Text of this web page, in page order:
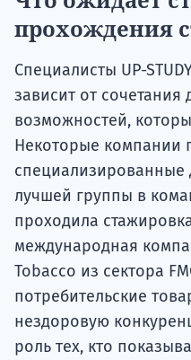
прохождения
Специалисты UP-
зависит от
возможностей,
Некоторые компании
специализированные
лучшей группы в
проходила
международная
Tobacco из сектора
потребительские
нездоровую
роль тех, кто